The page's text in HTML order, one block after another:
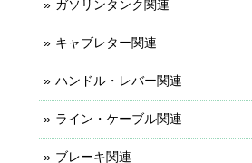
ガソリンタンク関連
キャブレター関連
ハンドル・レバー関連
ライン・ケーブル関連
ブレーキ関連